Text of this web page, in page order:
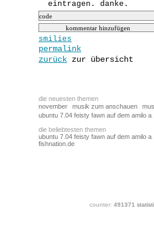
smilies
permalink
zurück zur übersicht
die neuesten themen
november
musik zum anschauen
ubuntu 7.04 feisty fawn auf dem amilo a
die beliebtesten themen
ubuntu 7.04 feisty fawn auf dem amilo a
fishnation.de
counter: 491371